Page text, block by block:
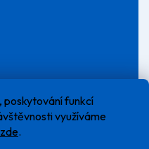
poskytování funkcí
využíváme
zde.